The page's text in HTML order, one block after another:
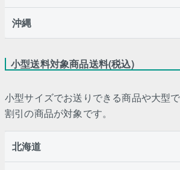
沖縄
小型送料対象商品送料(税込)
小型サイズでお送りできる商品や大型
割引の商品が対象です。
北海道